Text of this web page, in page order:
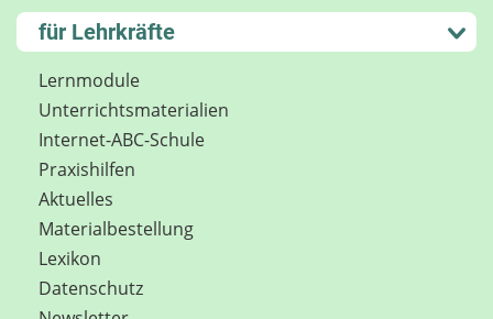
Kontakt
Impressum
Internet-ABC Sitemap
Barrierefreiheit
Länderprojekte
Lernen und Schule
Hobby und Freizeit
Spiel und Spaß
Mitreden und Mitmachen
Lexikon
Datenschutz
Newsletter
für Lehrkräfte
Lernmodule
Unterrichts­materialien
Internet-ABC-Schule
Praxishilfen
Aktuelles
Materialbestellung
Lexikon
Datenschutz